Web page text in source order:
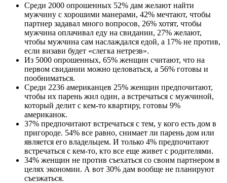
Среди 2000 опрошенных 52% дам желают найти
мужчину с хорошими манерами, 42% мечтают, чтобы
партнер задавал много вопросов, 26% хотят, чтобы
мужчина оплачивал еду на свидании, 27% желают,
чтобы мужчина сам наслаждался едой, а 17% не против,
если визави будет «слегка нетрезв».
Из 5000 опрошенных, 65% женщин считают, что на
первом свидании можно целоваться, а 56% готовы и
пообниматься.
Среди 2236 американцев 25% женщин предпочитают,
чтобы их парень жил один, а встречаться с мужчиной,
который делит с кем-то квартиру, готовы 9%
американок.
37% предпочитают встречаться с тем, у кого есть дом в
пригороде. 54% все равно, снимает ли парень дом или
является его владельцем. И только 4% предпочитают
встречаться с кем-то, кто все еще живет с родителями.
34% женщин не против съехаться со своим партнером в
целях экономии. А вот 30% дам вообще не планируют
съезжаться.